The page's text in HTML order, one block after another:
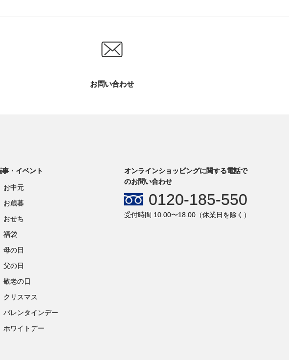
お問い合わせ
事・イベント
お中元
お歳暮
おせち
福袋
母の日
父の日
敬老の日
クリスマス
バレンタインデー
ホワイトデー
オンラインショッピングに関する電話で
のお問い合わせ
0120-185-550
受付時間 10:00〜18:00（休業日を除く）